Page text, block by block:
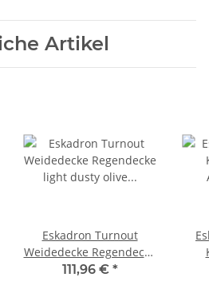
Artikel
Eskadron Turnout
Weidedecke Regendecke
light dusty olive Classic
111,96 € *